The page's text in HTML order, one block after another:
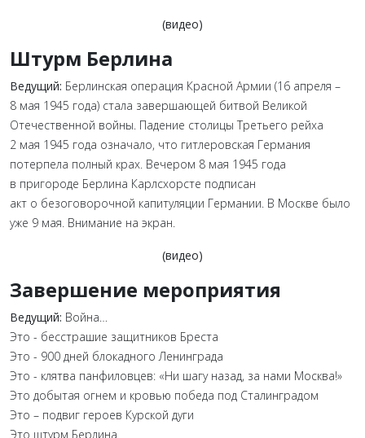
(видео)
Штурм Берлина
Ведущий: Берлинская операция Красной Армии (16 апреля –
8 мая 1945 года) стала завершающей битвой Великой
Отечественной войны. Падение столицы Третьего рейха
2 мая 1945 года означало, что гитлеровская Германия
потерпела полный крах. Вечером 8 мая 1945 года
в пригороде Берлина Карлсхорсте подписан
акт о безоговорочной капитуляции Германии. В Москве было
уже 9 мая. Внимание на экран.
(видео)
Завершение мероприятия
Ведущий: Война…
Это - бесстрашие защитников Бреста
Это - 900 дней блокадного Ленинграда
Это - клятва панфиловцев: «Ни шагу назад, за нами Москва!»
Это добытая огнем и кровью победа под Сталинградом
Это – подвиг героев Курской дуги
Это штурм Берлина